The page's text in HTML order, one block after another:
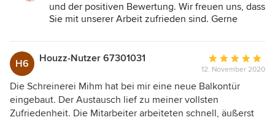
und der positiven Bewertung. Wir freuen uns, dass
Sie mit unserer Arbeit zufrieden sind. Gerne
Gute und
LG vom Team der Bau- und Möbelschreinerei
H6 Houzz-Nutzer 67301031
Bewertung:
5
von
5
12. November 2020
Die Schreinerei Mihm hat bei mir eine neue Balkontür
eingebaut. Der Austausch lief zu meiner vollsten
Zufriedenheit. Die Mitarbeiter arbeiteten schnell, äußerst